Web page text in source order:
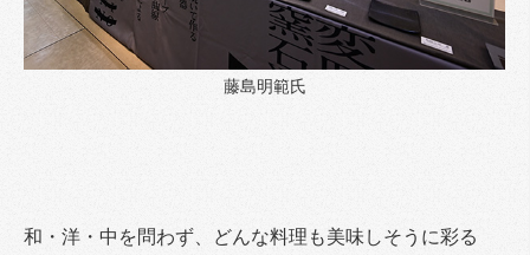
藤島明範氏
和・洋・中を問わず、どんな料理も美味しそうに彩る